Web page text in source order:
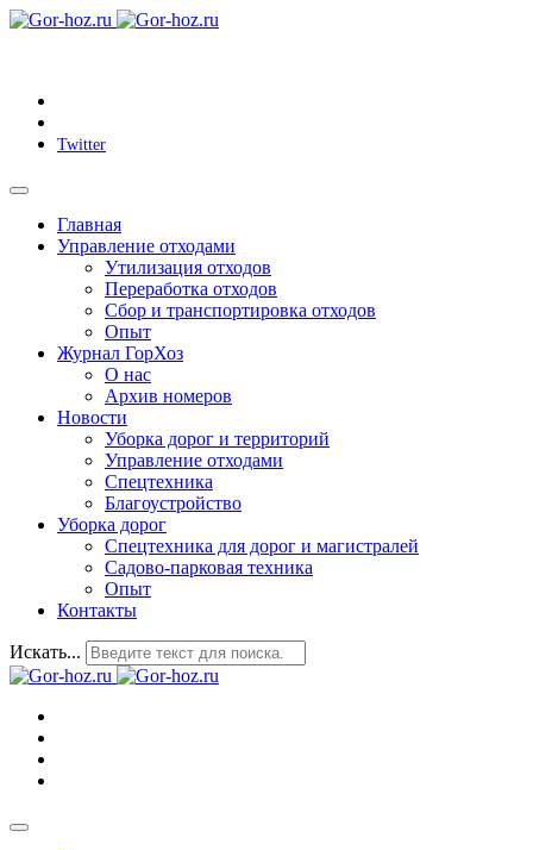
Twitter
Главная
Управление отходами
Утилизация отходов
Переработка отходов
Сбор и транспортировка отходов
Опыт
Журнал ГорХоз
О нас
Архив номеров
Новости
Уборка дорог и территорий
Управление отходами
Спецтехника
Благоустройство
Уборка дорог
Спецтехника для дорог и магистралей
Садово-парковая техника
Опыт
Контакты
Искать...